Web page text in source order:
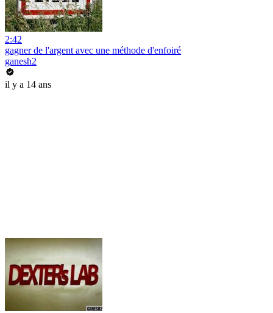
2:42
gagner de l'argent avec une méthode d'enfoiré
ganesh2
il y a 14 ans